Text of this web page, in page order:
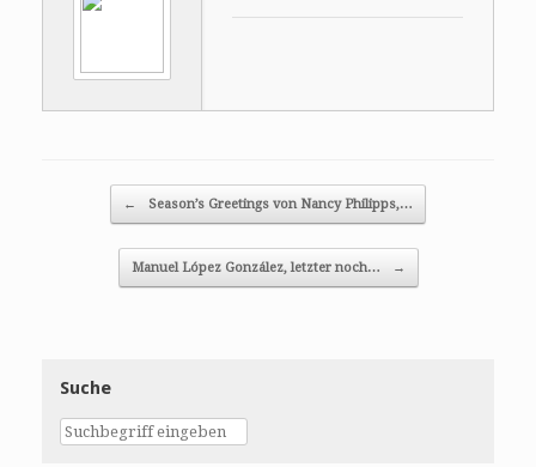
Post navigation
← Season’s Greetings von Nancy Philipps,…
Manuel López González, letzter noch… →
Suche